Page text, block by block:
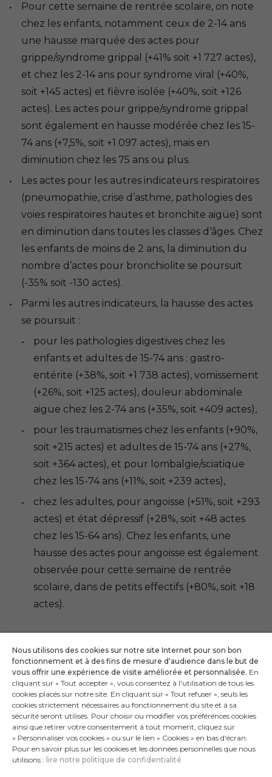
Pour cette semaine de rentrée scolaire, on note
chez les enfants, notamment ceux de 2-14 ans
une hausse marquée des actes pour
grippe/syndrome grippal (+41% soit +1 727 actes),
et chez les 2-14 ans pour syndrome viral (+40%,
soit +145 actes) et fièvre isolée (+40%, soit +126
actes). Les actes pour grippe/syndrome grippal
sont également en hausse modérée chez les 15-
74 ans (+7,5%, soit +1 097 actes), mais en
diminution chez les 75 ans ou plus.
Les actes pour les autres indicateurs respiratoires
(pneumopathie, crise d’asthme, pathologies des
voies respiratoires hautes et bronchite aigüe) sont
en diminution dans toutes les classes d’âges. Chez
les enfants de moins de 2 ans, la diminution du
nombre d’actes pour bronchiolite se poursuit
(-35% soit -130 actes).
Parmi les autres indicateurs, la hausse des actes
se poursuit :
pour les pathologies digestives chez les
enfants et adultes de 15-74 ans : gastro-
entérite (+38%, soit +1 738 actes), vomissement
(+26%, soit +125 actes), douleur abdominale
aigue chez les 2-74 ans (+35%, soit +409 actes),
pour les traumatismes chez les enfants (+90%,
soit +215 actes) et adultes de 15-74 ans (+27%,
soit +364 actes), et pour lombalgie/sciatique
chez les 15-74 ans (+11%, soit +239 actes),
chez les adultes, pour angoisse (+51%, soit +293
actes) et état dépressif (+28%, soit +48 actes
chez les 15-64 ans). Chez les enfants, une
hausse des actes pour angoisse est également
observée pour cette semaine de rentrée
scolaire, dans de petits effectifs (+80%, soit +18
actes).
Télécharger le bulletin
Warning: Undefined array key "zone_de_rebond" in
/home/sosmedfr/codeprod/storage/views/
on line34
Nous utilisons des cookies sur notre site Internet pour son bon
fonctionnement et à des fins de mesure d'audience dans le but de
vous offrir une expérience de visite améliorée et personnalisée. En
cliquant sur « Tout accepter », vous consentez à l'utilisation de tous les
cookies placés sur notre site. En cliquant sur « Tout refuser », seuls les
cookies strictement nécessaires au fonctionnement du site et à sa
sécurité seront utilisés. Pour choisir ou modifier vos préférences cookies
ainsi que retirer votre consentement à tout moment, cliquez sur
« Personnaliser vos cookies » ou sur le lien « Cookies » en bas d'écran.
Pour en savoir plus sur les cookies et les données personnelles que nous
utilisons : lire notre politique de confidentialité